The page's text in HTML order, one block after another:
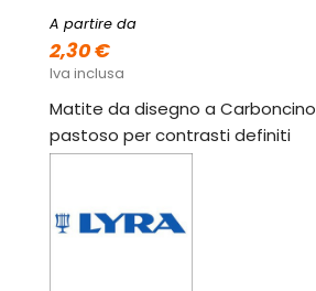
A partire da
2,30 €
Iva inclusa
Matite da disegno a
pastoso per contrasti definiti